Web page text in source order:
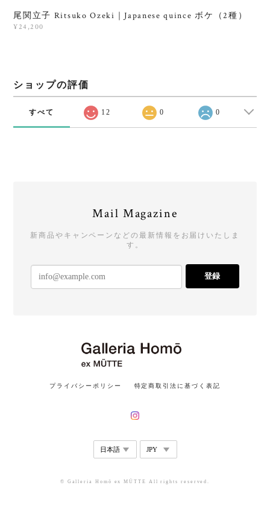
尾関立子 Ritsuko Ozeki｜Japanese quince ボケ（2種）
¥24,200
ショップの評価
すべて 12 0 0
Mail Magazine
新商品やキャンペーンなどの最新情報をお届けいたしま
す。
登録
プライバシーポリシー 特定商取引法に基づく表記
© Galleria Homō ex MÜTTE All rights reserved.